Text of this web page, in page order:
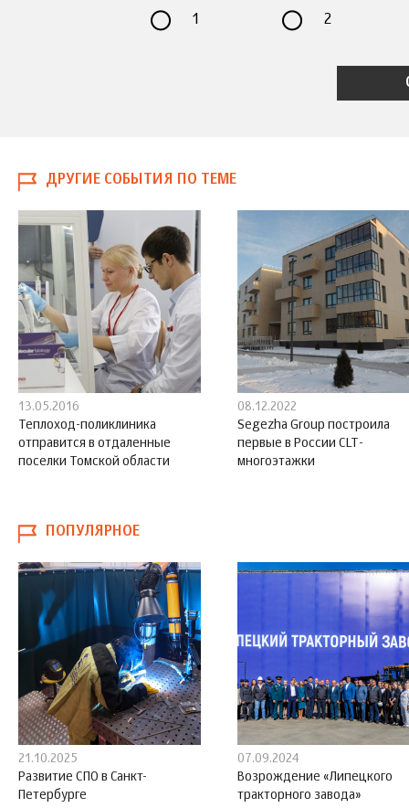
1 2
ДРУГИЕ СОБЫТИЯ ПО ТЕМЕ
13.05.2016
Теплоход-поликлиника
отправится в отдаленные
поселки Томской области
08.12.2022
Segezha Group построила
первые в России CLT-
многоэтажки
ПОПУЛЯРНОЕ
21.10.2025
Развитие СПО в Санкт-
Петербурге
07.09.2024
Возрождение «Липецкого
тракторного завода»